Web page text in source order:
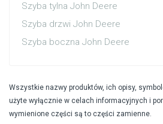
Szyba tylna John Deere
Szyba drzwi John Deere
Szyba boczna John Deere
Wszystkie nazwy produktów, ich opisy,
użyte wyłącznie w celach informacyjnych i
wymienione części są to części zamienne.